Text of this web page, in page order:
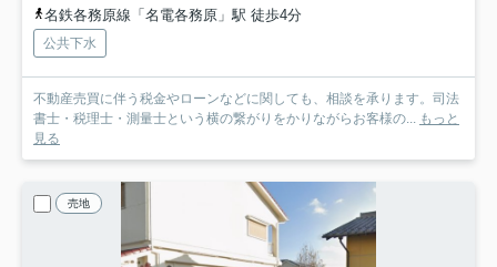
名鉄各務原線「名電各務原」駅 徒歩4分
公共下水
不動産売買に伴う税金やローンなどに関しても、相談を承ります。司法
書士・税理士・測量士という横の繋がりをかりながらお客様の...
もっと
見る
売地